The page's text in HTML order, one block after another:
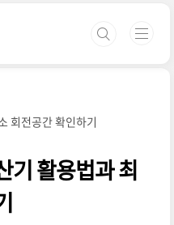
회전공간 확인하기
기 활용법과 최